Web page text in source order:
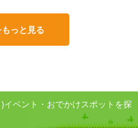
っと見る
ベント・おでかけスポットを探